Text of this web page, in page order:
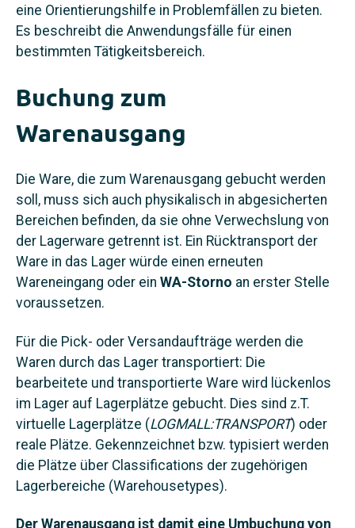
eine Orientierungshilfe in Problemfällen zu bieten.
Es beschreibt die Anwendungsfälle für einen
bestimmten Tätigkeitsbereich.
Buchung zum
Warenausgang
Die Ware, die zum Warenausgang gebucht werden
soll, muss sich auch physikalisch in abgesicherten
Bereichen befinden, da sie ohne Verwechslung von
der Lagerware getrennt ist. Ein Rücktransport der
Ware in das Lager würde einen erneuten
Wareneingang oder ein WA-Storno an erster Stelle
voraussetzen.
Für die Pick- oder Versandaufträge werden die
Waren durch das Lager transportiert: Die
bearbeitete und transportierte Ware wird lückenlos
im Lager auf Lagerplätze gebucht. Dies sind z.T.
virtuelle Lagerplätze (LOGMALL:TRANSPORT) oder
reale Plätze. Gekennzeichnet bzw. typisiert werden
die Plätze über Classifications der zugehörigen
Lagerbereiche (Warehousetypes).
Der Warenausgang ist damit eine Umbuchung von